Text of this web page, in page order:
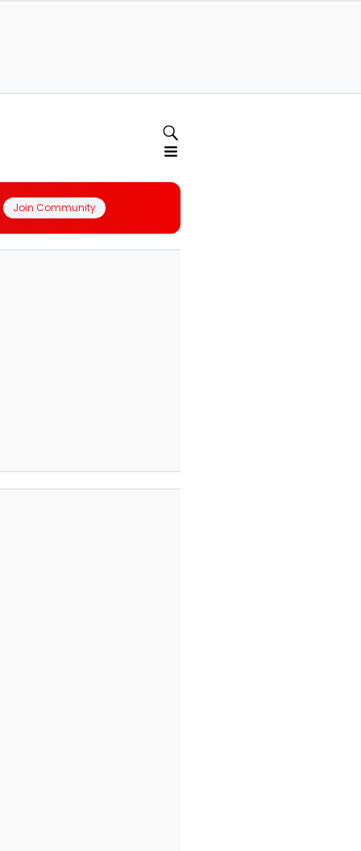
Join Community